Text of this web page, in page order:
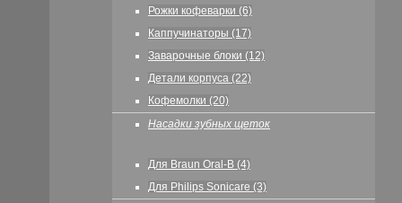
Рожки кофеварки (6)
Каппучинаторы (17)
Заварочные блоки (12)
Детали корпуса (22)
Кофемолки (20)
Насадки зубных щеток
Для Braun Oral-B (4)
Для Philips Sonicare (3)